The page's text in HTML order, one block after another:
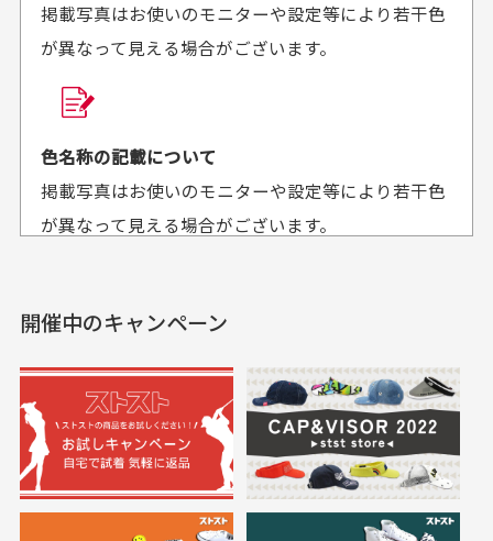
セールかつポイント
も使えて、お得に購
入出来ました
セールかつポイントも使
満足です。
おります
欲しかったスカートが購
商品購入からどれくらいで発送してもらえます
か？
平日午前9時までのご注文で最短当日発送させて頂いて
せて頂いております。
送料はいくらかかりますか？
何点ご購入頂いた場合も全国一律で800円とさせて頂
いております。(1配送先につき)
また5,000円(税込)以上お買い物をして頂けた場合は送
※必ず１つのショッピングカートに複数商品を入れて
掲載写真はお使いのモニターや設定等により若干色
が異なって見える場合がございます。
色名称の記載について
掲載写真はお使いのモニターや設定等により若干色
が異なって見える場合がございます。
実寸サイズについて
一点一点手作業で計測しておりますので、若干の誤
差が生じる場合がございます。
においについて
開催中のキャンペーン